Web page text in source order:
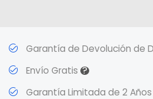
Garantía de Devolución de
Envío Gratis ?
Garantía Limitada de 2 Años